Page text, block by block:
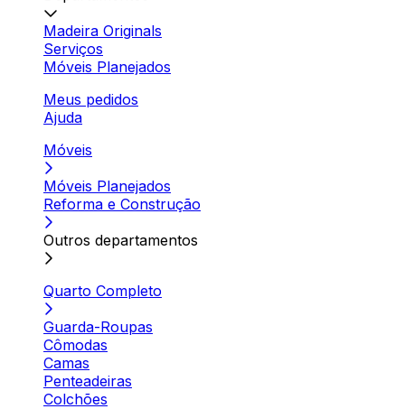
Madeira Originals
Serviços
Móveis Planejados
Meus pedidos
Ajuda
Móveis
Móveis Planejados
Reforma e Construção
Outros departamentos
Quarto Completo
Guarda-Roupas
Cômodas
Camas
Penteadeiras
Colchões